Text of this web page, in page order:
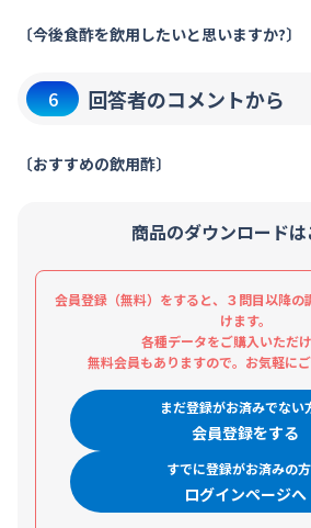
〔今後食酢を飲用したいと思いますか?〕
6 回答者のコメントから
〔おすすめの飲用酢〕
商品のダウンロードは
会員登録（無料）をすると、３問目以降の
けます。
各種データをご購入いただけ
無料会員もありますので。お気軽にご
まだ登録がお済みでない
会員登録をする
すでに登録がお済みの
ログインページへ